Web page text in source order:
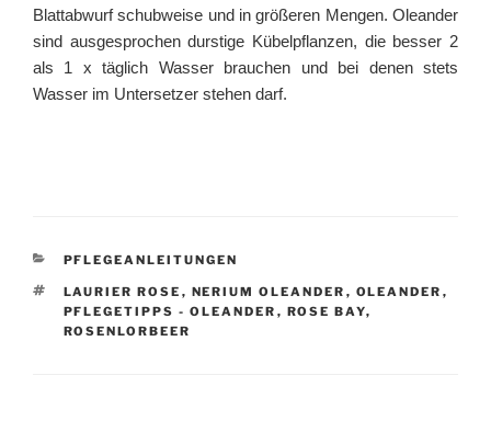
Blattabwurf schubweise und in größeren Mengen. Oleander
sind ausgesprochen durstige Kübelpflanzen, die besser 2
als 1 x täglich Wasser brauchen und bei denen stets
Wasser im Untersetzer stehen darf.
KATEGORIEN
PFLEGEANLEITUNGEN
SCHLAGWÖRTER
LAURIER ROSE , NERIUM OLEANDER , OLEANDER ,
PFLEGETIPPS - OLEANDER , ROSE BAY,
ROSENLORBEER